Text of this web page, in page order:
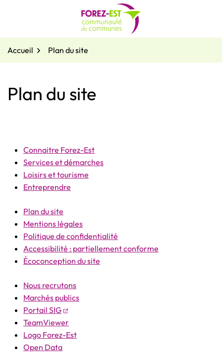
Accueil
Plan du site
Plan du site
Connaitre Forez-Est
Services et démarches
Loisirs et tourisme
Entreprendre
Plan du site
Mentions légales
Politique de confidentialité
Accessibilité : partiellement conforme
Écoconception du site
Nous recrutons
Marchés publics
Portail SIG (ouverture dans un nouvel onglet)
TeamViewer
Logo Forez-Est
Open Data